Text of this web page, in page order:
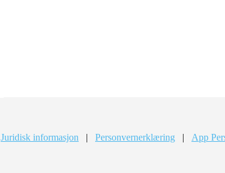
Juridisk informasjon | Personvernerklæring | App